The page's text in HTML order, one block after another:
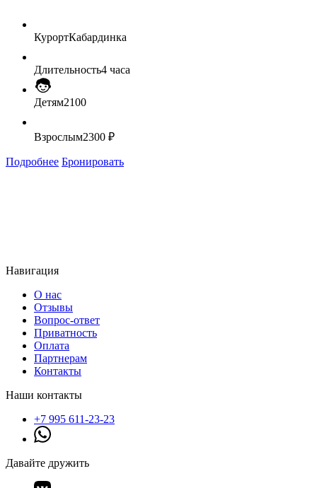
КурортКабардинка
Длительность4 часа
Детям2100
Взрослым2300 ₽
Подробнее Бронировать
Навигация
О нас
Отзывы
Вопрос-ответ
Приватность
Оплата
Партнерам
Контакты
Наши контакты
+7 995 611-23-23
Давайте дружить